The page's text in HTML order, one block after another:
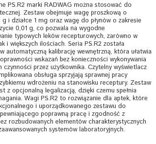
PS.R2 marki RADWAG można stosować do
Zestaw obejmuje wagę proszkową o
i działce 1 mg oraz wagę do płynów o zakresie
0,01 g, co pozwala na wygodne
typowych leków recepturowych, zarówno w
i większych ilościach. Seria PS.R2 została
automatyczną kalibrację wewnętrzną, która ułatwia
wskazań bez konieczności wykonywania
czynności przez użytkownika. Czytelny wyświetlacz
obsługa sprzyjają sprawnej pracy
wdrożeniu na stanowisku receptury. Zestaw
z opcjonalną legalizacją, dzięki czemu spełnia
Wagi PS.R2 to rozwiązanie dla aptek, które
i uporządkowanego zestawu do
poprawną pracę i zgodność z
rozbudowanych elementów charakterystycznych
systemów laboratoryjnych.